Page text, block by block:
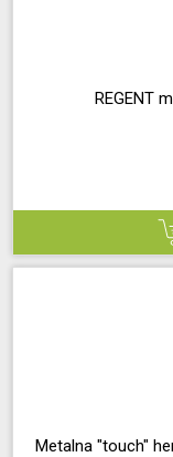
REGENT
Metalna "touch"